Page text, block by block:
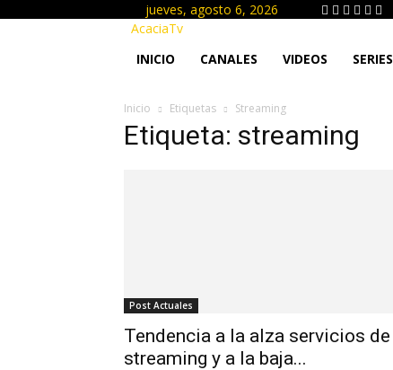
jueves, agosto 6, 2026
AcaciaTv
INICIO
CANALES VIDEOS SERIES
Inicio Etiquetas Streaming
Etiqueta: streaming
Post Actuales
Tendencia a la alza servicios de
streaming y a la baja...